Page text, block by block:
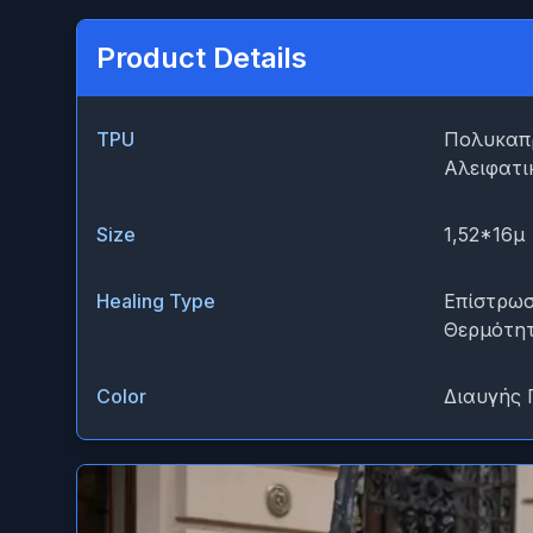
Product Details
TPU
Size 1,52*16μ
Healing Type
Color Διαυγής